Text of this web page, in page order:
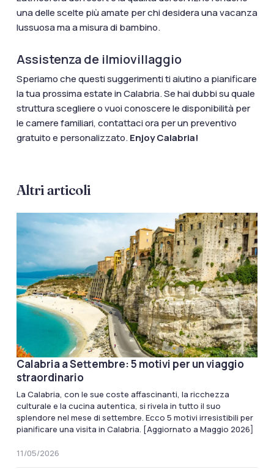
una delle scelte più amate per chi desidera una vacanza
lussuosa ma a misura di bambino.
Assistenza de ilmiovillaggio
Speriamo che questi suggerimenti ti aiutino a pianificare
la tua prossima estate in Calabria. Se hai dubbi su quale
struttura scegliere o vuoi conoscere le disponibilità per
le camere familiari, contattaci ora per un preventivo
gratuito e personalizzato.Enjoy Calabria!
Altri articoli
Calabria a Settembre: 5 motivi per un viaggio
straordinario
La Calabria, con le sue coste affascinanti, la ricchezza
culturale e la cucina autentica, si rivela in tutto il suo
splendore nel mese di settembre. Ecco 5 motivi irresistibili per
pianificare una visita in Calabria. [Aggiornato a Maggio 2026]
11/05/2026